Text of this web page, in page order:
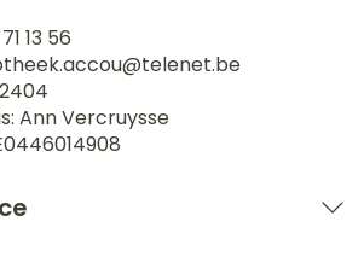
13 56
telenet.be
Ann Vercruysse